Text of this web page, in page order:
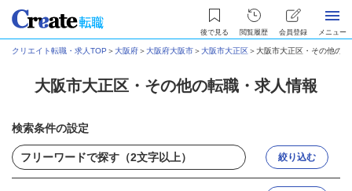
後で見る 閲覧履歴 会員登録 メニュー
クリエイト転職・求人TOP ＞大阪府＞大阪府大阪市＞大阪市大正区＞大阪市大正区・その他の
大阪市大正区・その他の転職・求人情報
検索条件の設定
絞り込む